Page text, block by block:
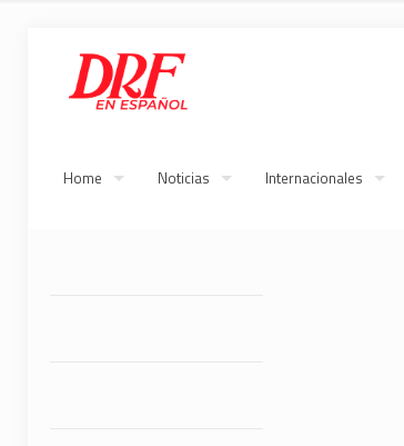
Home Noticias Internacionales